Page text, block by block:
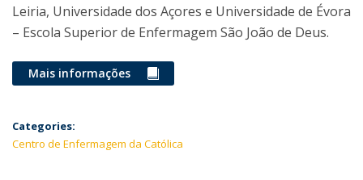
Leiria, Universidade dos Açores e Universidade de Évora
– Escola Superior de Enfermagem São João de Deus.
Mais informações
Categories:
Centro de Enfermagem da Católica